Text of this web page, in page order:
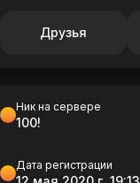
Друзья
Ник на сервере
100!
Дата регистрации